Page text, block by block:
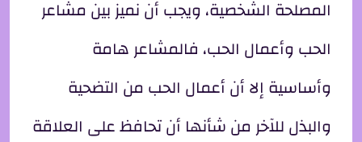
المصلحة الشخصية، ويجب أن نميز بين مشاعر
الحب وأعمال الحب، فالمشاعر هامة
وأساسية إلا أن أعمال الحب من التضحية
والبذل للآخر من شأنها أن تحافظ على العلاقة